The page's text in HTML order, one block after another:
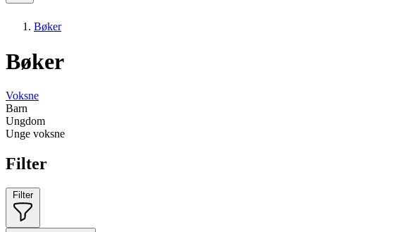
Bøker
Bøker
Voksne
Barn
Ungdom
Unge voksne
Filter
Filter